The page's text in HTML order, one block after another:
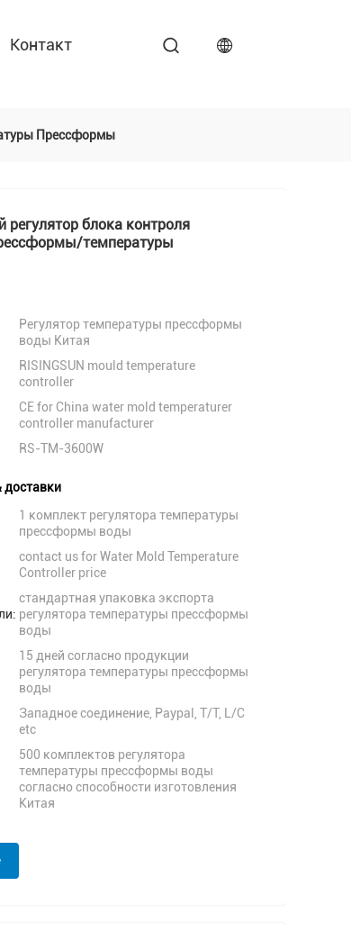
Контакт
Прессформы
регулятор блока контроля
температуры
Регулятор температуры прессформы
воды Китая
RISINGSUN mould temperature
controller
CE for China water mold temperaturer
controller manufacturer
RS-TM-3600W
доставки
1 комплект регулятора температуры
прессформы воды
contact us for Water Mold Temperature
Controller price
стандартная упаковка экспорта
регулятора температуры прессформы
воды
15 дней согласно продукции
регулятора температуры прессформы
воды
Западное соединение, Paypal, T/T, L/C
etc
500 комплектов регулятора
температуры прессформы воды
согласно способности изготовления
Китая